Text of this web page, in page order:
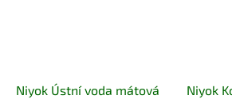
Niyok Ústní voda mátová
Niyok